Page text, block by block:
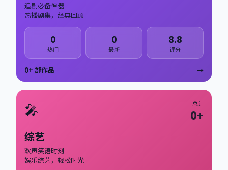
追剧必备神器
热播剧集，经典回顾
0
热门
0
最新
8.8
评分
0+ 部作品 →
🎤 总计
0+
综艺
欢声笑语时刻
娱乐综艺，轻松时光